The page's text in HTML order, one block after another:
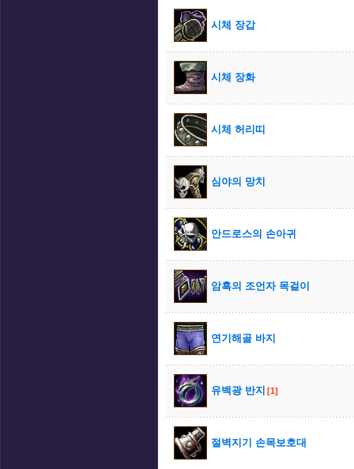
시체 장갑
시체 장화
시체 허리띠
심야의 망치
안드로스의 손아귀
암흑의 조언자 목걸이
연기해골 바지
유백광 반지 [1]
절벽지기 손목보호대